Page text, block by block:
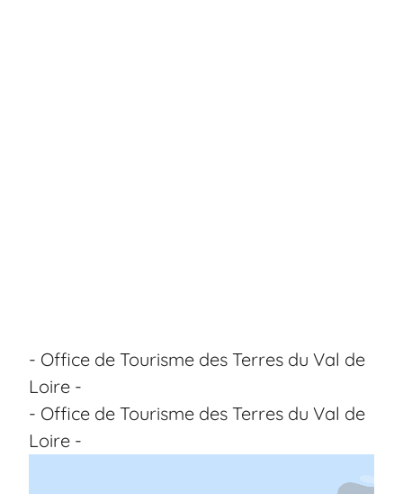
- Office de Tourisme des Terres du Val de
Loire -
- Office de Tourisme des Terres du Val de
Loire -